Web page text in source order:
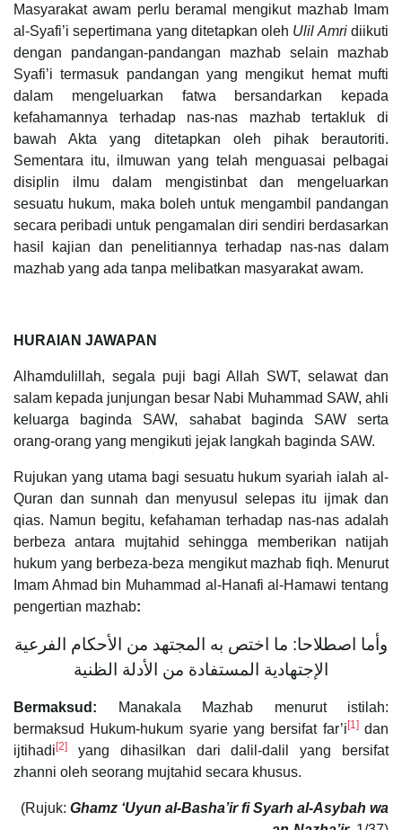
Masyarakat awam perlu beramal mengikut mazhab Imam
al-Syafi’i sepertimana yang ditetapkan oleh Ulil Amridiikuti
dengan pandangan-pandangan mazhab selain mazhab
Syafi’i termasuk pandangan yang mengikut hemat mufti
dalam mengeluarkan fatwa bersandarkan kepada
kefahamannya terhadap nas-nas mazhab tertakluk di
bawah Akta yang ditetapkan oleh pihak berautoriti.
Sementara itu, ilmuwan yang telah menguasai pelbagai
disiplin ilmu dalam mengistinbat dan mengeluarkan
sesuatu hukum, maka boleh untuk mengambil pandangan
secara peribadi untuk pengamalan diri sendiri berdasarkan
hasil kajian dan penelitiannya terhadap nas-nas dalam
mazhab yang ada tanpa melibatkan masyarakat awam.
HURAIAN JAWAPAN
Alhamdulillah, segala puji bagi Allah SWT, selawat dan
salam kepada junjungan besar Nabi Muhammad SAW, ahli
keluarga baginda SAW, sahabat baginda SAW serta
orang-orang yang mengikuti jejak langkah baginda SAW.
Rujukan yang utama bagi sesuatu hukum syariah ialah al-
Quran dan sunnah dan menyusul selepas itu ijmak dan
qias. Namun begitu, kefahaman terhadap nas-nas adalah
berbeza antara mujtahid sehingga memberikan natijah
hukum yang berbeza-beza mengikut mazhab fiqh. Menurut
Imam Ahmad bin Muhammad al-Hanafi al-Hamawi tentang
pengertian mazhab:
وأما اصطلاحا: ما اختص به المجتهد من الأحكام الفرعية
الإجتهادية المستفادة من الأدلة الظنية
Bermaksud: Manakala Mazhab menurut istilah:
bermaksud Hukum-hukum syarie yang bersifat far’i[1]dan
ijtihadi[2]
yang dihasilkan dari dalil-dalil yang bersifat
zhanni oleh seorang mujtahid secara khusus.
(Rujuk: Ghamz ‘Uyun al-Basha’ir fi Syarh al-Asybah wa